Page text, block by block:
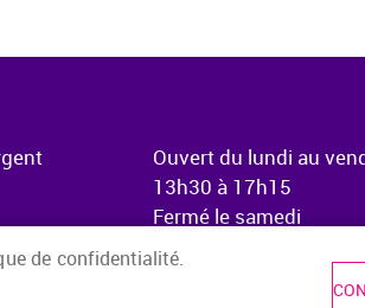
Ouvert du lundi au
13h30 à 17h15
Fermé le samedi
de confidentialité.